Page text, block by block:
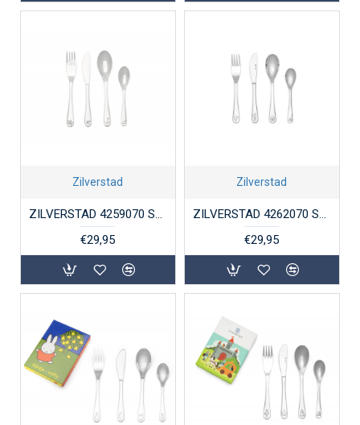
Zilverstad
ZILVERSTAD 4259070 STALEN KINDERBESTEK 4-DELIG WATERLEVEN
€29,95
Zilverstad
ZILVERSTAD 4262070 STALEN KINDERCOUVERT CIRCUS 4-DELIG
€29,95